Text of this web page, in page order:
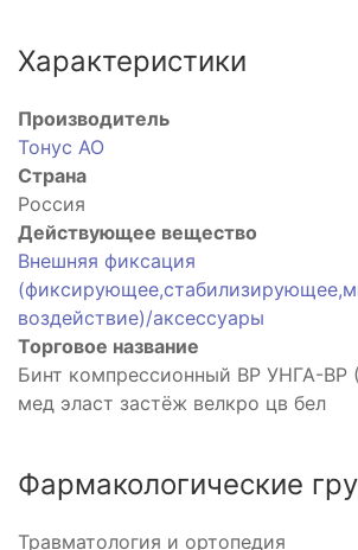
Характеристики
Производитель
Тонус АО
Страна
Россия
Действующее вещество
Внешняя фиксация
воздействие)/аксессуары
Торговое название
Бинт компрессионный ВР УНГА-ВР
мед эласт застёж велкро цв бел
Фармакологические
Травматология и ортопедия